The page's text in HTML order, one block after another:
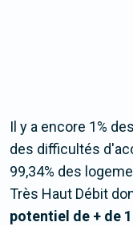
Il y a encore 1%
des difficultés
99,34% des
Très Haut Débit
potentiel de + de